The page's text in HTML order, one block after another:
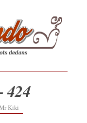
424
2020
Kiki